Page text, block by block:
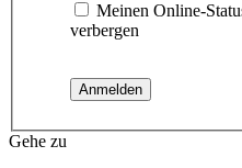
Meinen Online-
verbergen
Gehe zu